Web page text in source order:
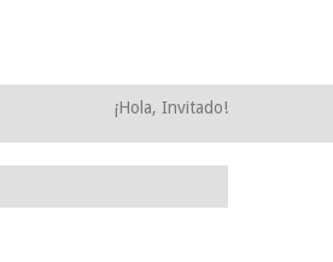
¡Hola, Invitado!